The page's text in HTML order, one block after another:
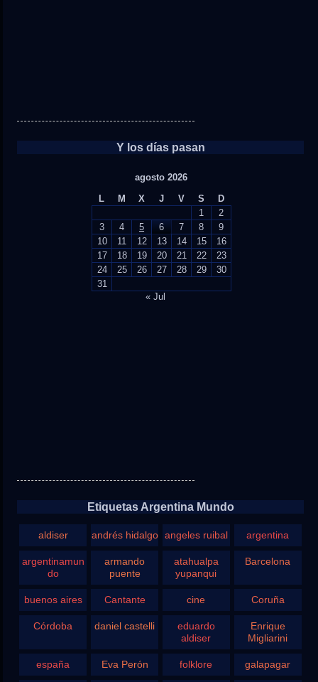
Y los días pasan
agosto 2026
L
M X J V S
D
1
2
3
4 5 6 7 8
9
10
11 12 13 14 15
16
17
18 19 20 21 22
23
24
25 26 27 28 29
30
31
« Jul
Etiquetas Argentina Mundo
aldiser andrés hidalgo angeles ruibal argentina
argentinamun
do
armando
puente
atahualpa
yupanqui
Barcelona
buenos aires Cantante cine Coruña
Córdoba daniel castelli
eduardo
aldiser
Enrique
Migliarini
españa Eva Perón folklore galapagar